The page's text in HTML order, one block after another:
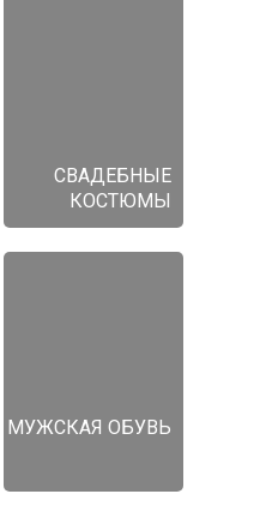
СВАДЕБНЫЕ
КОСТЮМЫ
МУЖСКАЯ ОБУВЬ